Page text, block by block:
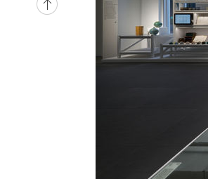
-25282초 전 >
"韓 외환시장 개입 관측 배경
'월드컵 탈락 후폭풍' 축구
서울 낮 37.9도, 올여름 최고
[속보]종합특검, 대검 추가
[속보]코스닥, 800p 회복
[속보]코스피, 301.88포인트
[속보]원·달러 환율, 0.7원
"여기 떨어졌다"…다누리, 스
손흥민, 5경기 연속골 실패